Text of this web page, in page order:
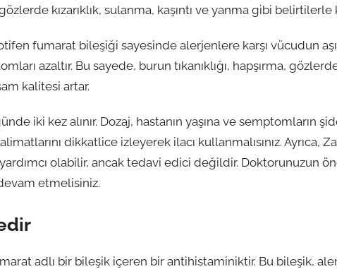
kızarıklık, sulanma, kaşıntı ve yanma gibi belirtilerle
fumarat bileşiği sayesinde alerjenlere karşı vücudun
azaltır. Bu sayede, burun tıkanıklığı, hapşırma, gözlerde
kalitesi artar.
iki kez alınır. Dozaj, hastanın yaşına ve semptomların
dikkatlice izleyerek ilacı kullanmalısınız. Ayrıca,
olabilir, ancak tedavi edici değildir. Doktorunuzun
etmelisiniz.
adlı bir bileşik içeren bir antihistaminiktir. Bu bileşik,